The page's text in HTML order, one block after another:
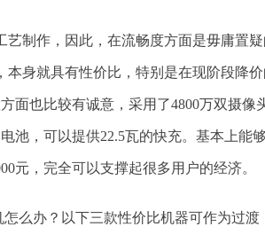
艺制作，因此，在流畅度方面是毋庸置
本身就具有性价比，特别是在现阶段降
面也比较有诚意，采用了4800万双摄像
电池，可以提供22.5瓦的快充。基本上能
元，完全可以支撑起很多用户的经济。